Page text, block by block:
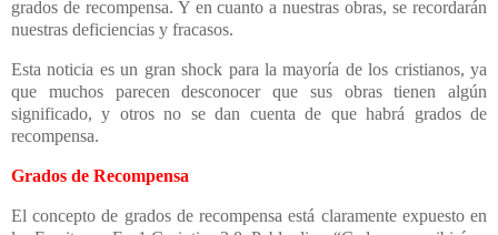
grados de recompensa. Y en cuanto a nuestras obras, se recordarán
nuestras deficiencias y fracasos.
Esta noticia es un gran shock para la mayoría de los cristianos, ya
que muchos parecen desconocer que sus obras tienen algún
significado, y otros no se dan cuenta de que habrá grados de
recompensa.
Grados de Recompensa
El concepto de grados de recompensa está claramente expuesto en